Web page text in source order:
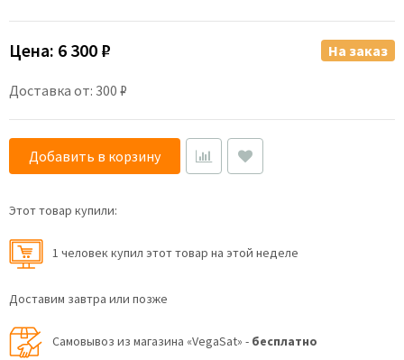
Цена: 6 300 ₽
Доставка от: 300 ₽
На заказ
Добавить в корзину
Этот товар купили:
1 человек купил этот товар на этой неделе
Доставим завтра или позже
Самовывоз из магазина «VegaSat» - бесплатно